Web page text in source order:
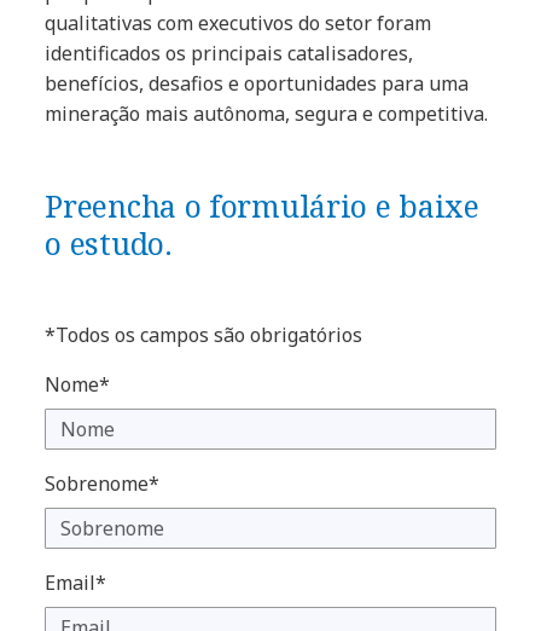
qualitativas com executivos do setor foram
identificados os principais catalisadores,
benefícios, desafios e oportunidades para uma
mineração mais autônoma, segura e competitiva.
Preencha o formulário e baixe
o estudo.
*Todos os campos são obrigatórios
Nome*
Sobrenome*
Email*